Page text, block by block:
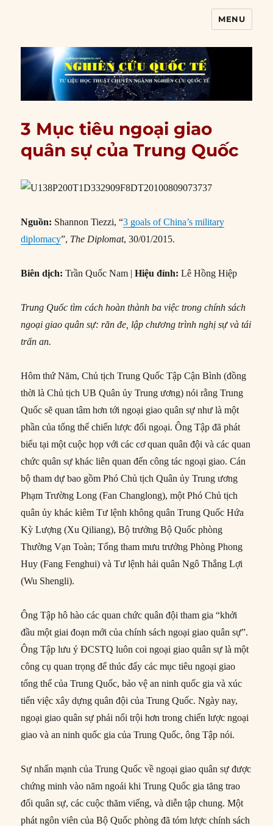
MENU
3 Mục tiêu ngoại giao
quân sự của Trung Quốc
Nguồn: Shannon Tiezzi, “3 goals of China’s military
diplomacy”, The Diplomat, 30/01/2015.
Biên dịch: Trần Quốc Nam |Hiệu đính: Lê Hồng Hiệp
Trung Quốc tìm cách hoàn thành ba việc trong chính sách
ngoại giao quân sự: răn đe, lập chương trình nghị sự và tái
trấn an.
Hôm thứ Năm, Chủ tịch Trung Quốc Tập Cận Bình (đồng
thời là Chủ tịch UB Quân ủy Trung ương) nói rằng Trung
Quốc sẽ quan tâm hơn tới ngoại giao quân sự như là một
phần của tổng thể chiến lược đối ngoại. Ông Tập đã phát
biểu tại một cuộc họp với các cơ quan quân đội và các quan
chức quân sự khác liên quan đến công tác ngoại giao. Cán
bộ tham dự bao gồm Phó Chủ tịch Quân ủy Trung ương
Phạm Trường Long (Fan Changlong), một Phó Chủ tịch
quân ủy khác kiêm Tư lệnh không quân Trung Quốc Hứa
Kỳ Lượng (Xu Qiliang), Bộ trưởng Bộ Quốc phòng
Thường Vạn Toàn; Tổng tham mưu trưởng Phòng Phong
Huy (Fang Fenghui) và Tư lệnh hải quân Ngô Thắng Lợi
(Wu Shengli).
Ông Tập hô hào các quan chức quân đội tham gia “khởi
đầu một giai đoạn mới của chính sách ngoại giao quân sự”.
Ông Tập lưu ý ĐCSTQ luôn coi ngoại giao quân sự là một
công cụ quan trọng để thúc đẩy các mục tiêu ngoại giao
tổng thể của Trung Quốc, bảo vệ an ninh quốc gia và xúc
tiến việc xây dựng quân đội của Trung Quốc. Ngày nay,
ngoại giao quân sự phải nổi trội hơn trong chiến lược ngoại
giao và an ninh quốc gia của Trung Quốc, ông Tập nói.
Sự nhấn mạnh của Trung Quốc về ngoại giao quân sự được
chứng minh vào năm ngoái khi Trung Quốc gia tăng trao
đổi quân sự, các cuộc thăm viếng, và diễn tập chung. Một
phát ngôn viên của Bộ Quốc phòng đã tóm lược chính sách